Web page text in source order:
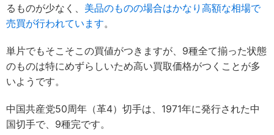
るものが少なく、 美品のものの場合はかなり高額な相場で
売買が行われています。
単片でもそこそこの買値がつきますが、9種全て揃った状態
のものは特にめずらしいため高い買取価格がつくことが多
いようです。
中国共産党50周年（革4）切手は、1971年に発行された中
国切手で、9種完です。